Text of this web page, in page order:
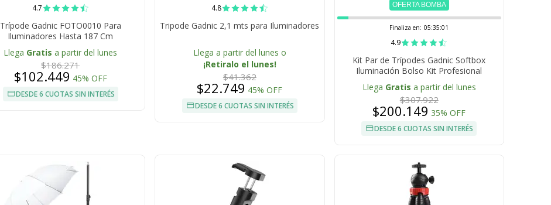
4.7
Trípode Gadnic FOTO0010 Para
Iluminadores Hasta 187 Cm
Llega Gratis a partir del lunes
$186.271
$102.449 45% OFF
DESDE 6 CUOTAS SIN INTERÉS
4.8
Tripode Gadnic 2,1 mts para Iluminadores
Llega a partir del lunes o
¡Retiralo el lunes!
$41.362
$22.749 45% OFF
DESDE 6 CUOTAS SIN INTERÉS
OFERTA BOMBA
Finaliza en: 05:35:00
4.9
Kit Par de Trípodes Gadnic Softbox
Iluminación Bolso Kit Profesional
Fotografía
Llega Gratis a partir del lunes
$307.922
$200.149 35% OFF
DESDE 6 CUOTAS SIN INTERÉS